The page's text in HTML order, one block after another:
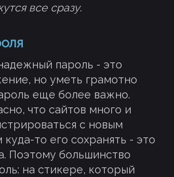
все сразу.
пароль - это
но уметь грамотно
еще более важно.
что сайтов много и
с новым
то его сохранять - это
Поэтому большинство
на стикере, который